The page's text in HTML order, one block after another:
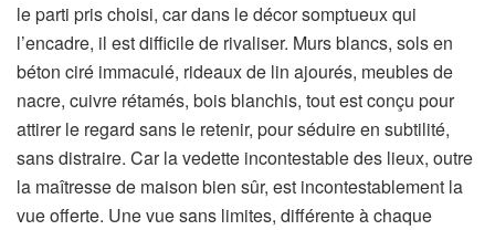
le parti pris choisi, car dans le décor somptueux qui
l’encadre, il est difficile de rivaliser. Murs blancs, sols en
béton ciré immaculé, rideaux de lin ajourés, meubles de
nacre, cuivre rétamés, bois blanchis, tout est conçu pour
attirer le regard sans le retenir, pour séduire en subtilité,
sans distraire. Car la vedette incontestable des lieux, outre
la maîtresse de maison bien sûr, est incontestablement la
vue offerte. Une vue sans limites, différente à chaque